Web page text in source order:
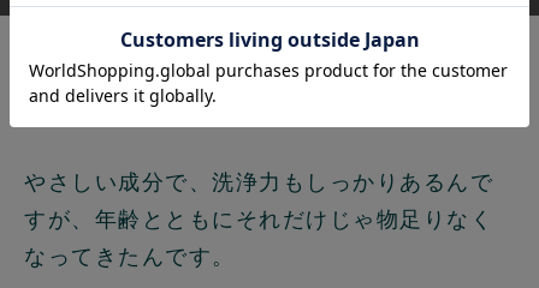
私、以前は米ぬか酵素ナチュラル石けんで、
髪の毛も洗っていました。
やさしい成分で、洗浄力もしっかりあるんで
すが、年齢とともにそれだけじゃ物足りなく
なってきたんです。